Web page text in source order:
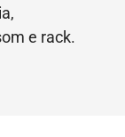
e rack.